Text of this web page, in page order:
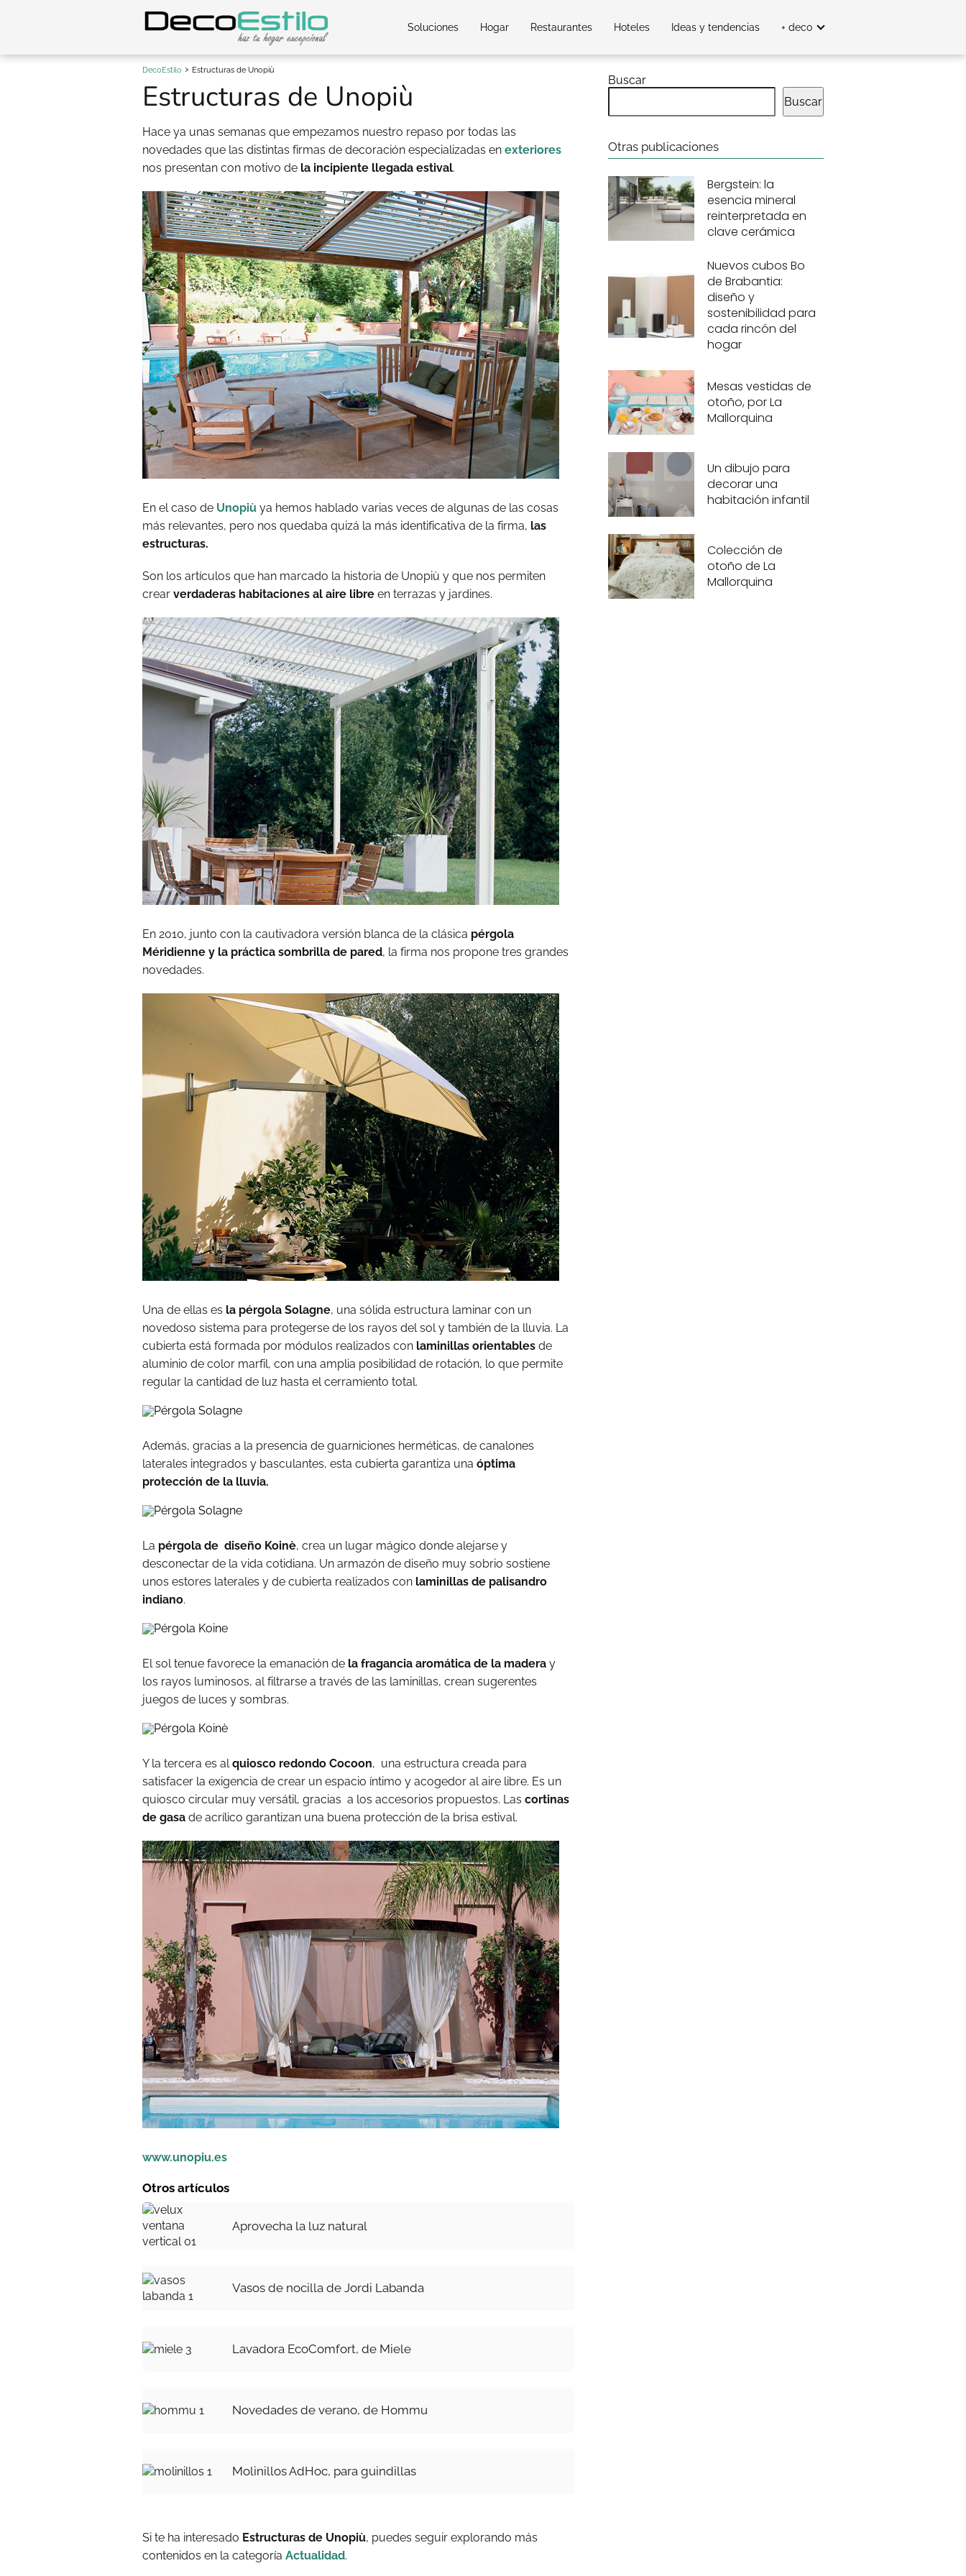
Soluciones Hogar Restaurantes Hoteles Ideas y tendencias + deco
DecoEstilo Estructuras de Unopiù
Estructuras de Unopiù
Hace ya unas semanas que empezamos nuestro repaso por todas las
novedades que las distintas firmas de decoración especializadas en exteriores
nos presentan con motivo de la incipiente llegada estival.
En el caso de Unopiù ya hemos hablado varias veces de algunas de las cosas
más relevantes, pero nos quedaba quizá la más identificativa de la firma, las
estructuras.
Son los artículos que han marcado la historia de Unopiù y que nos permiten
crear verdaderas habitaciones al aire libre en terrazas y jardines.
En 2010, junto con la cautivadora versión blanca de la clásica pérgola
Méridienne y la práctica sombrilla de pared, la firma nos propone tres grandes
novedades.
Una de ellas es la pérgola Solagne, una sólida estructura laminar con un
novedoso sistema para protegerse de los rayos del sol y también de la lluvia. La
cubierta está formada por módulos realizados con laminillas orientables de
aluminio de color marfil, con una amplia posibilidad de rotación, lo que permite
regular la cantidad de luz hasta el cerramiento total.
Además, gracias a la presencia de guarniciones herméticas, de canalones
laterales integrados y basculantes, esta cubierta garantiza una óptima
protección de la lluvia.
La pérgola de diseño Koinè, crea un lugar mágico donde alejarse y
desconectar de la vida cotidiana. Un armazón de diseño muy sobrio sostiene
unos estores laterales y de cubierta realizados con laminillas de palisandro
indiano.
El sol tenue favorece la emanación de la fragancia aromática de la madera y
los rayos luminosos, al filtrarse a través de las laminillas, crean sugerentes
juegos de luces y sombras.
Y la tercera es alquiosco redondo Cocoon, una estructura creada para
satisfacer la exigencia de crear un espacio íntimo y acogedor al aire libre. Es un
quiosco circular muy versátil, gracias a los accesorios propuestos. Las cortinas
de gasa de acrílico garantizan una buena protección de la brisa estival.
www.unopiu.es
Otros artículos
Aprovecha la luz natural
Vasos de nocilla de Jordi Labanda
Lavadora EcoComfort, de Miele
Novedades de verano, de Hommu
Molinillos AdHoc, para guindillas
Si te ha interesado Estructuras de Unopiù, puedes seguir explorando más
contenidos en la categoría Actualidad.
Buscar
Buscar
Otras publicaciones
Bergstein: la
esencia mineral
reinterpretada en
clave cerámica
Nuevos cubos Bo
de Brabantia:
diseño y
sostenibilidad para
cada rincón del
hogar
Mesas vestidas de
otoño, por La
Mallorquina
Un dibujo para
decorar una
habitación infantil
Colección de
otoño de La
Mallorquina